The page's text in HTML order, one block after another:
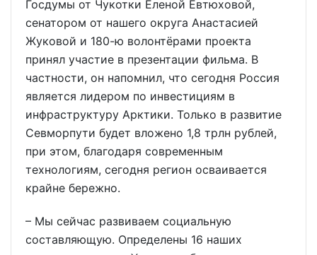
Госдумы от Чукотки Еленой Евтюховой,
сенатором от нашего округа Анастасией
Жуковой и 180-ю волонтёрами проекта
принял участие в презентации фильма. В
частности, он напомнил, что сегодня Россия
является лидером по инвестициям в
инфраструктуру Арктики. Только в развитие
Севморпути будет вложено 1,8 трлн рублей,
при этом, благодаря современным
технологиям, сегодня регион осваивается
крайне бережно.
– Мы сейчас развиваем социальную
составляющую. Определены 16 наших